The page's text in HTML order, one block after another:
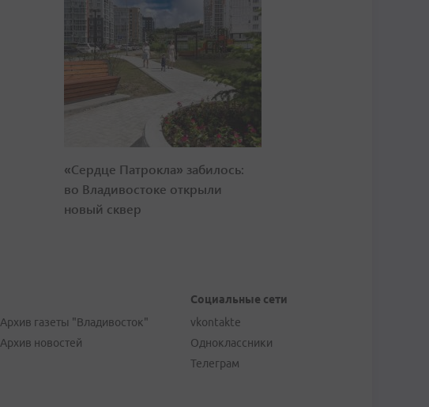
«Сердце Патрокла» забилось:
во Владивостоке открыли
новый сквер
Архив газеты "Владивосток"
Архив новостей
Социальные сети
vkontakte
Одноклассники
Телеграм